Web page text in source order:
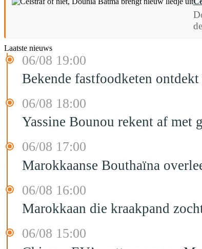
Laatste nieuws
06/08 19:00
Bekende fastfoodketen
06/08 18:00
Yassine Bounou rekent af met
06/08 17:00
Marokkaanse Bouthaïna
06/08 16:00
Marokkaan die kraakpand
06/08 15:00